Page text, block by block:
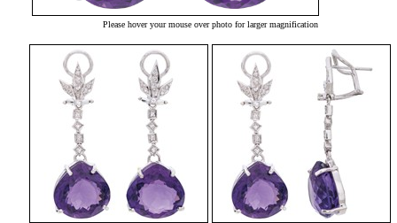
Please hover your mouse over photo for larger magnification